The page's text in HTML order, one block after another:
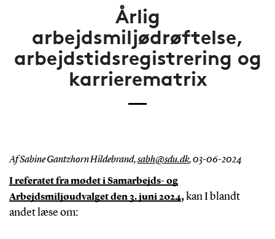
Årlig
arbejdsmiljødrøftelse,
arbejdstidsregistrering og
karrierematrix
Af Sabine Gantzhorn Hildebrand,sabh@sdu.dk,03-06-2024
I referatet fra mødet i Samarbejds- og
Arbejdsmiljøudvalget den 3. juni 2024, kan I blandt
andet læse om: